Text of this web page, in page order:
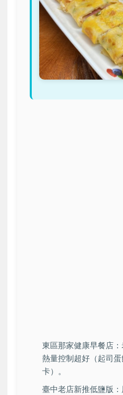
東區那家健康早餐店：
熱量控制超好（起司
卡）。
臺中老店新推低鹽版